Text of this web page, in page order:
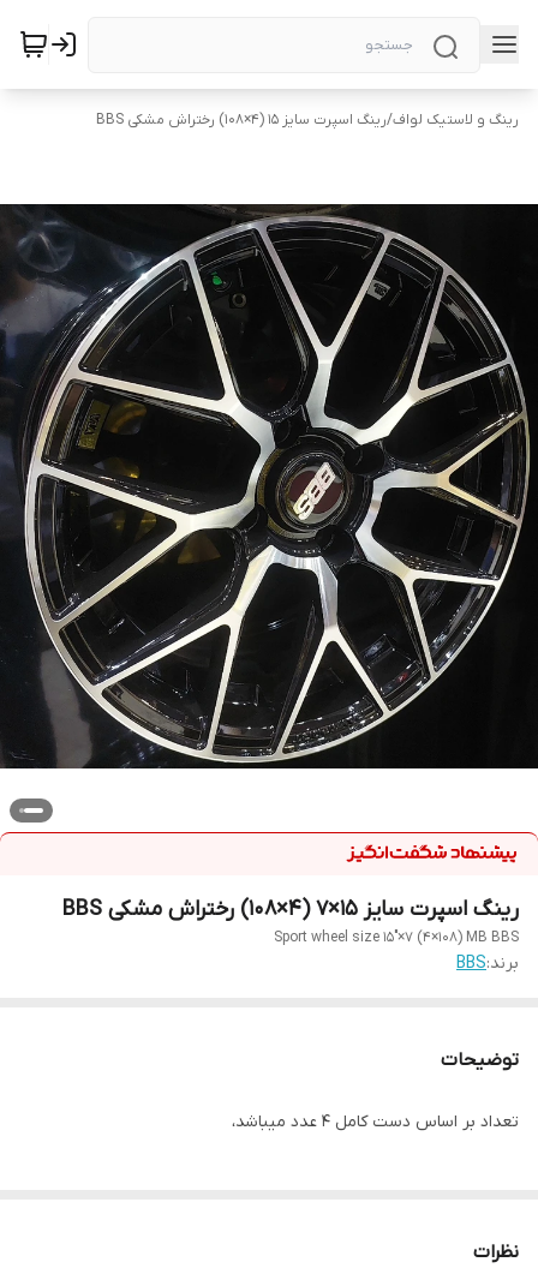
رینگ و لاستیک لواف/رینگ اسپرت سایز ۱۵ (۴×۱۰۸) رختراش مشکی BBS
رینگ اسپرت سایز ۱۵×۷ (۴×۱۰۸) رختراش مشکی BBS
Sport wheel size 15"×7 (4×108) MB BBS
برند:BBS
توضیحات
تعداد بر اساس دست کامل ۴ عدد میباشد،
نظرات